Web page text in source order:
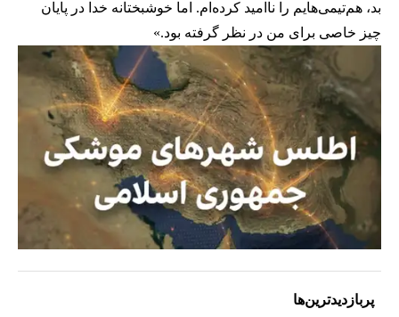
بد، هم‌تیمی‌هایم را ناامید کرده‌ام. اما خوشبختانه خدا در پایان
چیز خاصی برای من در نظر گرفته بود.»
پربازدیدترین‌ها